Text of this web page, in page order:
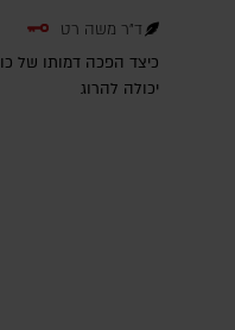
ד"ר משה רט
כיצד הפכה דמותו של
יכולה להרוג